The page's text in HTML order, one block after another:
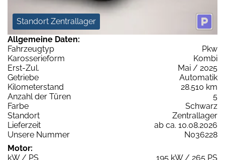
Standort Zentrallager
Allgemeine Daten:
Fahrzeugtyp
Pkw
Karosserieform
Kombi
Erst-Zul.
Mai / 2025
Getriebe
Automatik
Kilometerstand
28.510 km
Anzahl der Türen
5
Farbe
Schwarz
Standort
Zentrallager
Lieferzeit
ab ca. 10.08.2026
Unsere Nummer
N036228
Motor:
kW / PS
195 kW / 265 PS